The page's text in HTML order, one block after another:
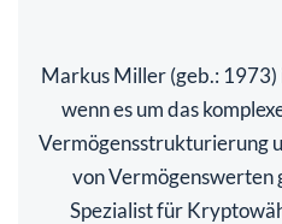
Markus Miller (geb.:
wenn es um das
Vermögensstrukturierung
von Vermögenswerten
Spezialist für